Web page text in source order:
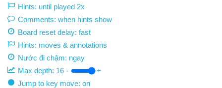
Hints: until played 2x
Comments: when hints show
Board reset delay: fast
Hints: moves & annotations
Nước đi chậm: ngay
Max depth: 16 -
+
Jump to key move: on